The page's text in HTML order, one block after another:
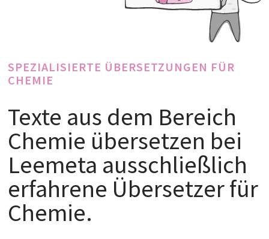
SPEZIALISIERTE ÜBERSETZUNGEN FÜR
CHEMIE
Texte aus dem Bereich
Chemie übersetzen bei
Leemeta ausschließlich
erfahrene Übersetzer für
Chemie.